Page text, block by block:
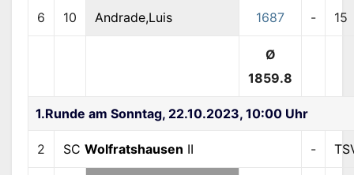
6 10 Andrade,Luis 1687 - 15
Ø
1859.8
1.Runde am Sonntag, 22.10.2023, 10:00 Uhr
2 SC Wolfratshausen II -